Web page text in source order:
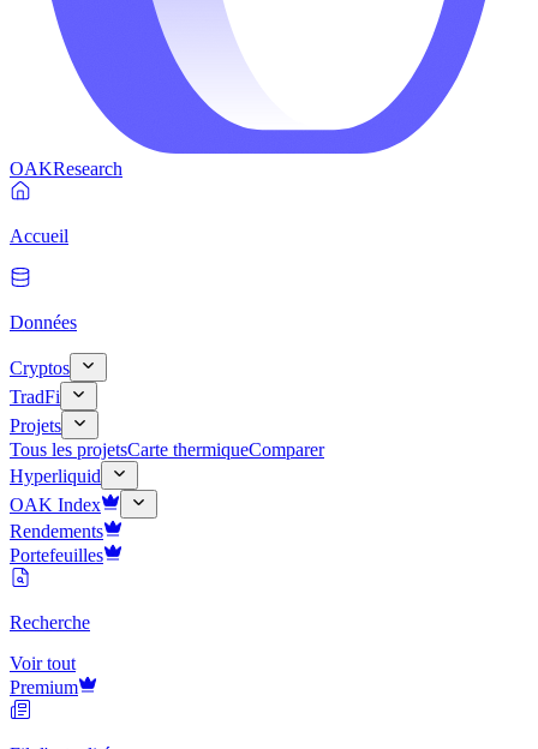
OAKResearch
Accueil
Données
Cryptos
TradFi
Projets
Tous les projetsCarte thermiqueComparer
Hyperliquid
OAK Index
Rendements
Portefeuilles
Recherche
Voir tout
Premium